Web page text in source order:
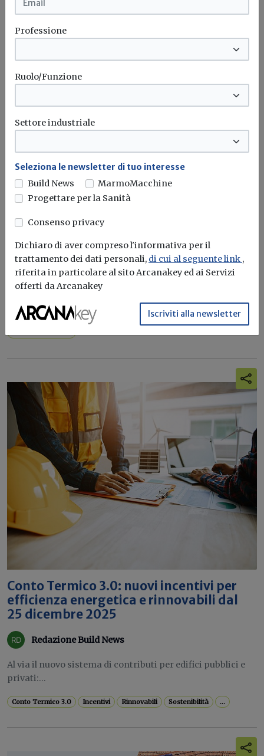
Conto Termico 3.0: ecco le Regole
Applicative
Alessandro Giraudi
disciplina e realizzati entro il...
Conto Termico 3.0: nuovi incentivi per
efficienza energetica e rinnovabili dal
25 dicembre 2025
Redazione Build News
Al via il nuovo sistema di contributi per edifici pubblici e
privati:...
Conto Termico 3.0 Incentivi Rinnovabili Sostenibilità ...
Professione
Ruolo/Funzione
Settore industriale
Seleziona le newsletter di tuo interesse
Build News
MarmoMacchine
Progettare per la Sanità
Consenso privacy
Dichiaro di aver compreso l'informativa per il
trattamento dei dati personali, di cui al seguente link ,
riferita in particolare al sito Arcanakey ed ai Servizi
offerti da Arcanakey
Iscriviti alla newsletter